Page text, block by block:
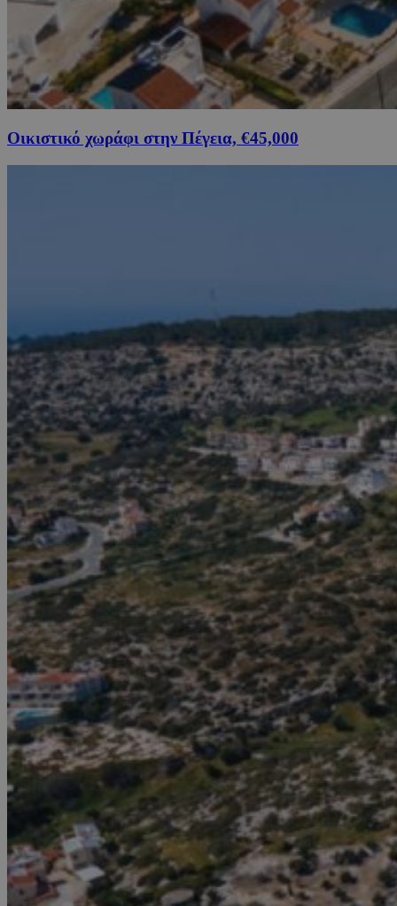
Οικιστικό χωράφι στην Πέγεια, €45,000